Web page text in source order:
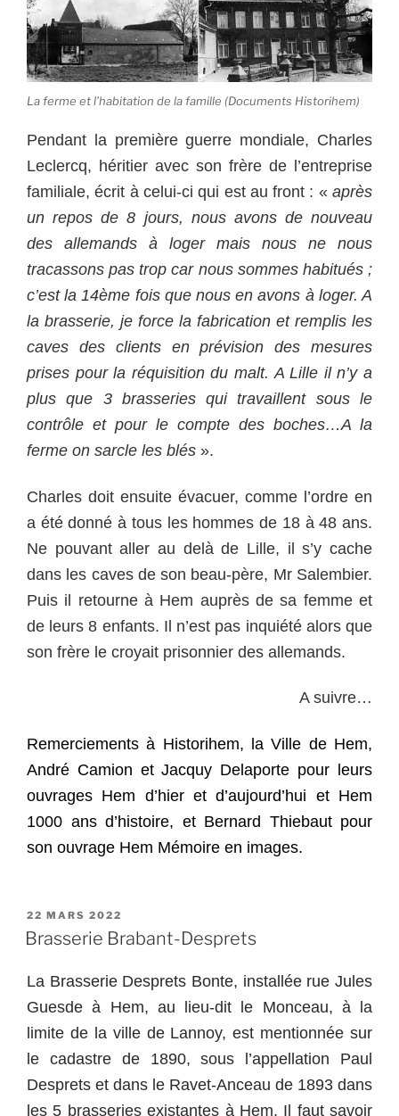
La ferme et l’habitation de la famille (Documents Historihem)
Pendant la première guerre mondiale, Charles
Leclercq, héritier avec son frère de l’entreprise
familiale, écrit à celui-ci qui est au front : « après
un repos de 8 jours, nous avons de nouveau
des allemands à loger mais nous ne nous
tracassons pas trop car nous sommes habitués ;
c’est la 14ème fois que nous en avons à loger. A
la brasserie, je force la fabrication et remplis les
caves des clients en prévision des mesures
prises pour la réquisition du malt. A Lille il n’y a
plus que 3 brasseries qui travaillent sous le
contrôle et pour le compte des boches…A la
ferme on sarcle les blés ».
Charles doit ensuite évacuer, comme l’ordre en
a été donné à tous les hommes de 18 à 48 ans.
Ne pouvant aller au delà de Lille, il s’y cache
dans les caves de son beau-père, Mr Salembier.
Puis il retourne à Hem auprès de sa femme et
de leurs 8 enfants. Il n’est pas inquiété alors que
son frère le croyait prisonnier des allemands.
A suivre…
Remerciements à Historihem, la Ville de Hem,
André Camion et Jacquy Delaporte pour leurs
ouvrages Hem d’hier et d’aujourd’hui et Hem
1000 ans d’histoire, et Bernard Thiebaut pour
son ouvrage Hem Mémoire en images.
PUBLIÉ
LE
22 MARS 2022
Brasserie Brabant-Desprets
La Brasserie Desprets Bonte, installée rue Jules
Guesde à Hem, au lieu-dit le Monceau, à la
limite de la ville de Lannoy, est mentionnée sur
le cadastre de 1890, sous l’appellation Paul
Desprets et dans le Ravet-Anceau de 1893 dans
les 5 brasseries existantes à Hem. Il faut savoir